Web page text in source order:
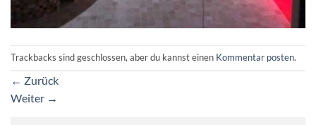
Trackbacks sind geschlossen, aber du kannst einen Kommentar posten.
← Zurück
Weiter →